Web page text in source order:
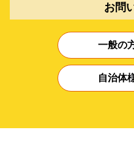
お問
一般の
自治体